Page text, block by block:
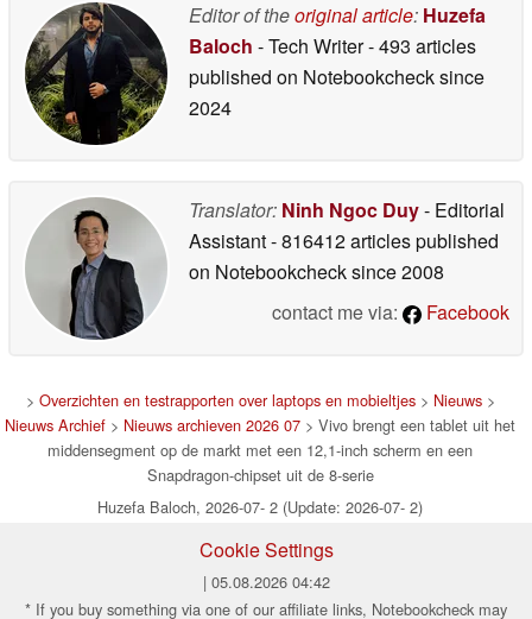
Editor of theoriginal article: Huzefa
Baloch - Tech Writer- 493 articles
published on Notebookchecksince
2024
Translator: Ninh Ngoc Duy- Editorial
Assistant- 816412 articles published
on Notebookchecksince 2008
contact me via:
Facebook
> Overzichten en testrapporten over laptops en mobieltjes> Nieuws>
Nieuws Archief > Nieuws archieven 2026 07 > Vivo brengt een tablet uit het
middensegment op de markt met een 12,1-inch scherm en een
Snapdragon-chipset uit de 8-serie
Huzefa Baloch, 2026-07- 2 (Update: 2026-07- 2)
Cookie Settings
| 05.08.2026 04:42
* If you buy something via one of our affiliate links, Notebookcheck may